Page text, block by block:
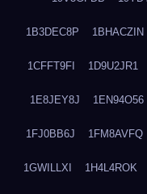
1B3DEC8P 1BHACZIN
1CFFT9FI 1D9U2JR1
1E8JEY8J 1EN94O56
1FJ0BB6J 1FM8AVFQ
1GWILLXI 1H4L4ROK